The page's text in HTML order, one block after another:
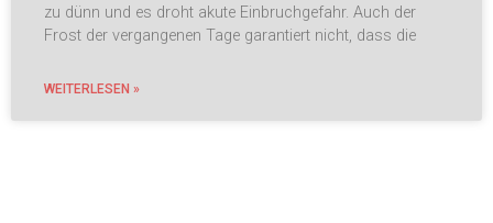
zu dünn und es droht akute Einbruchgefahr. Auch der
Frost der vergangenen Tage garantiert nicht, dass die
WEITERLESEN »